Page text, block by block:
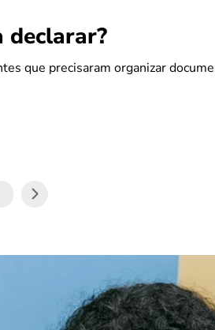
declarar?
que precisaram organizar